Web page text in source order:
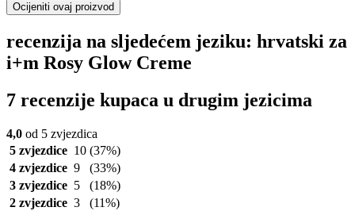
Ocijeniti ovaj proizvod
recenzija na sljedećem jeziku: hrvatski za
i+m Rosy Glow Creme
7 recenzije kupaca u drugim jezicima
4,0 od 5 zvjezdica
5 zvjezdice 10 (37%)
4 zvjezdice 9
(33%)
3 zvjezdice 5
(18%)
2 zvjezdice 3
(11%)